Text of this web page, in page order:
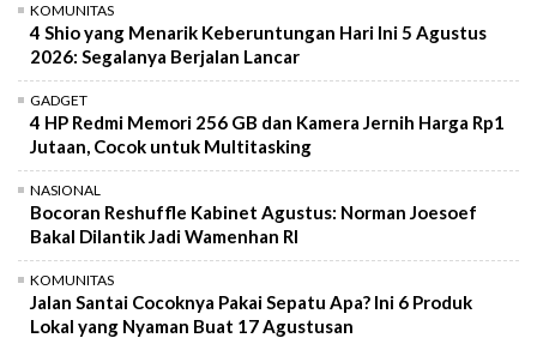
KOMUNITAS
4 Shio yang Menarik Keberuntungan Hari Ini 5 Agustus
2026: Segalanya Berjalan Lancar
GADGET
4 HP Redmi Memori 256 GB dan Kamera Jernih Harga Rp1
Jutaan, Cocok untuk Multitasking
NASIONAL
Bocoran Reshuffle Kabinet Agustus: Norman Joesoef
Bakal Dilantik Jadi Wamenhan RI
KOMUNITAS
Jalan Santai Cocoknya Pakai Sepatu Apa? Ini 6 Produk
Lokal yang Nyaman Buat 17 Agustusan